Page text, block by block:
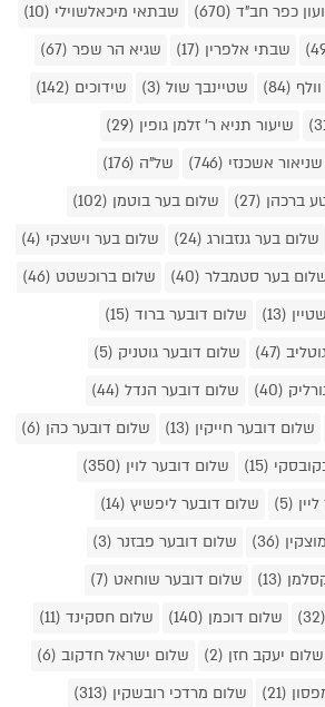
כפר חב"ד (670)
שבתאי מיכאלשוילי (10)
שבתי אלפרין (17)
שגיא הר שפר (67)
(84) שטיינבך שול (3)
שידוכים (142)
שיעור תניא ר' זלמן גופין (29)
אשכנזי (746)
של"ה (176)
ברכהן (27)
שלום בער בוטמן (102)
שלום בער גנזבורג (24)
שלום בער וישצקי (4)
בער סטמבלר (40)
שלום ברוכשטט (46)
(13)
שלום דובער ברוד (15)
(47)
שלום דובער גוטניק (5)
(40)
שלום דובער הנדל (44)
שלום דובער חייקין (13)
שלום דובער כהן (6)
(15)
שלום דובער לוין (350)
(5)
שלום דובער ליפשיץ (14)
(36)
שלום דובער פבזנר (3)
(13)
שלום דובער שוחאט (7)
שלום דוכמן (140)
שלום חסקינד (11)
שלום יעקב חזן (2)
שלום ישראל חדקוב (6)
(21)
שלום מרדכי רובשקין (313)